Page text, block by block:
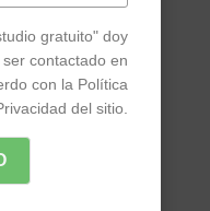
gratuito" doy
contactado en
con la Política
del sitio.